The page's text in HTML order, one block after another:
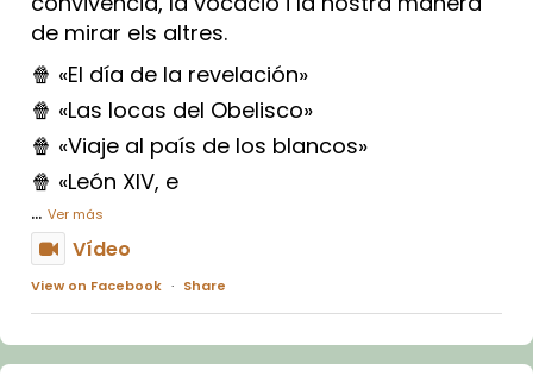
de mirar els altres.
🍿 «El día de la revelación»
🍿 «Las locas del Obelisco»
🍿 «Viaje al país de los blancos»
🍿 «León XIV, e
... Ver más
Vídeo
View on Facebook · Share
Arquebisbat de Barcelona